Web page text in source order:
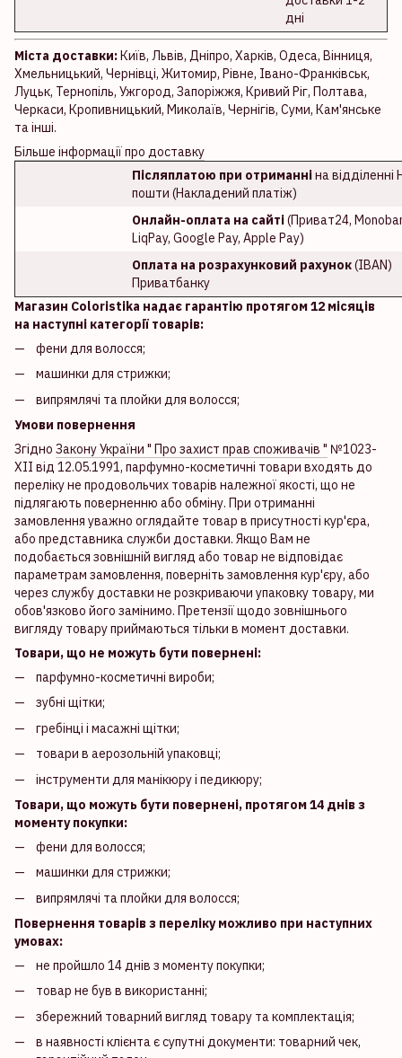
дні
Міста доставки:Київ, Львів, Дніпро, Харків, Одеса, Вінниця,
Хмельницький, Чернівці, Житомир, Рівне, Івано-Франківськ,
Луцьк, Тернопіль, Ужгород, Запоріжжя, Кривий Ріг, Полтава,
Черкаси, Кропивницький, Миколаїв, Чернігів, Суми, Кам'янське
та інші.
Більше інформації про доставку
Післяплатою при отриманніна відділенні
пошти (Накладений платіж)
Онлайн-оплата на сайті(Приват24,
LiqPay, Google Pay, Apple Pay)
Оплата на розрахунковий рахунок(IBAN)
Приватбанку
Магазин Coloristika надає гарантію протягом 12 місяців
на наступні категорії товарів:
фени для волосся;
машинки для стрижки;
випрямлячі та плойки для волосся;
Умови повернення
Згідно Закону України " Про захист прав споживачів " №1023-
XII від 12.05.1991, парфумно-косметичні товари входять до
переліку не продовольчих товарів належної якості, що не
підлягають поверненню або обміну. При отриманні
замовлення уважно оглядайте товар в присутності кур'єра,
або представника служби доставки. Якщо Вам не
подобається зовнішній вигляд або товар не відповідає
параметрам замовлення, поверніть замовлення кур'єру, або
через службу доставки не розкриваючи упаковку товару, ми
обов'язково його замінимо. Претензії щодо зовнішнього
вигляду товару приймаються тільки в момент доставки.
Товари, що не можуть бути повернені:
парфумно-косметичні вироби;
зубні щітки;
гребінці і масажні щітки;
товари в аерозольній упаковці;
інструменти для манікюру і педикюру;
Товари, що можуть бути повернені, протягом 14 днів з
моменту покупки:
фени для волосся;
машинки для стрижки;
випрямлячі та плойки для волосся;
Повернення товарів з переліку можливо при наступних
умовах:
не пройшло 14 днів з моменту покупки;
товар не був в використанні;
збережний товарний вигляд товару та комплектація;
в наявності клієнта є супутні документи: товарний чек,